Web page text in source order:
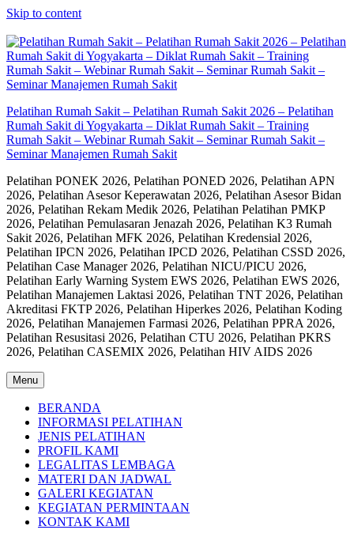
Skip to content
Pelatihan Rumah Sakit – Pelatihan Rumah Sakit 2026 – Pelatihan
Rumah Sakit di Yogyakarta – Diklat Rumah Sakit – Training
Rumah Sakit – Webinar Rumah Sakit – Seminar Rumah Sakit –
Seminar Manajemen Rumah Sakit
Pelatihan PONEK 2026, Pelatihan PONED 2026, Pelatihan APN
2026, Pelatihan Asesor Keperawatan 2026, Pelatihan Asesor Bidan
2026, Pelatihan Rekam Medik 2026, Pelatihan Pelatihan PMKP
2026, Pelatihan Pemulasaran Jenazah 2026, Pelatihan K3 Rumah
Sakit 2026, Pelatihan MFK 2026, Pelatihan Kredensial 2026,
Pelatihan IPCN 2026, Pelatihan IPCD 2026, Pelatihan CSSD 2026,
Pelatihan Case Manager 2026, Pelatihan NICU/PICU 2026,
Pelatihan Early Warning System EWS 2026, Pelatihan EWS 2026,
Pelatihan Manajemen Laktasi 2026, Pelatihan TNT 2026, Pelatihan
Akreditasi FKTP 2026, Pelatihan Hiperkes 2026, Pelatihan Koding
2026, Pelatihan Manajemen Farmasi 2026, Pelatihan PPRA 2026,
Pelatihan Resusitasi 2026, Pelatihan CTU 2026, Pelatihan PKRS
2026, Pelatihan CASEMIX 2026, Pelatihan HIV AIDS 2026
Menu
BERANDA
INFORMASI PELATIHAN
JENIS PELATIHAN
PROFIL KAMI
LEGALITAS LEMBAGA
MATERI DAN JADWAL
GALERI KEGIATAN
KEGIATAN PERMINTAAN
KONTAK KAMI